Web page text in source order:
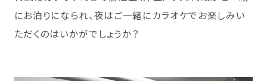
にお泊りになられ、夜はご一緒にカラオケでお楽しみい
ただくのはいかがでしょうか？